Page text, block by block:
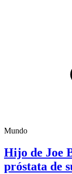
Mundo
Hijo de Joe
próstata de